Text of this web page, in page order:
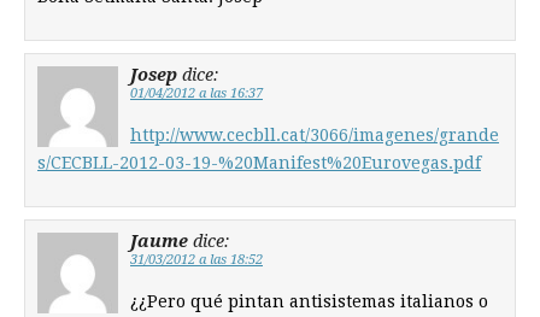
Josep dice:
01/04/2012 a las 16:37
http://www.cecbll.cat/3066/imagenes/grande
s/CECBLL-2012-03-19-%20Manifest%20Eurovegas.pdf
Jaume dice:
31/03/2012 a las 18:52
¿¿Pero qué pintan antisistemas italianos o